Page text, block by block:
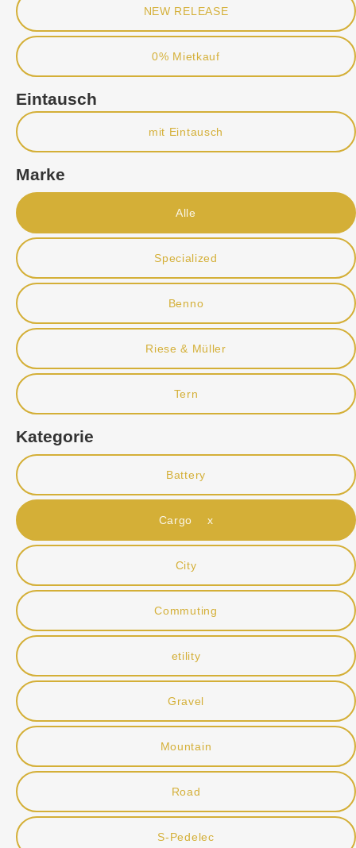
NEW RELEASE
0% Mietkauf
Eintausch
mit Eintausch
Marke
Alle
Specialized
Benno
Riese & Müller
Tern
Kategorie
Battery
Cargo x
City
Commuting
etility
Gravel
Mountain
Road
S-Pedelec